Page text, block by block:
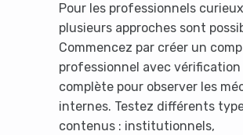
Pour les professionnels
plusieurs approches sont
Commencez par créer un
professionnel avec vérification
complète pour observer les
internes. Testez différents
contenus : institutionnels,